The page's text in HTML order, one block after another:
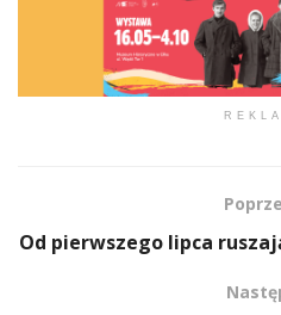
Od pierwszego lipca